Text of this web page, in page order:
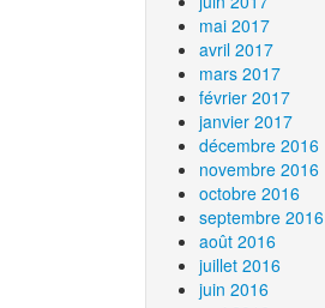
mai 2017
avril 2017
mars 2017
février 2017
janvier 2017
décembre 2016
novembre 2016
octobre 2016
septembre 2016
août 2016
juillet 2016
juin 2016